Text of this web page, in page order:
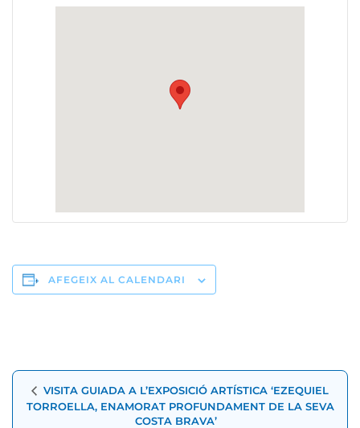
AFEGEIX AL CALENDARI
Navegació
d'Esdeveniment
VISITA GUIADA A L’EXPOSICIÓ ARTÍSTICA ‘EZEQUIEL
TORROELLA, ENAMORAT PROFUNDAMENT DE LA SEVA
COSTA BRAVA’